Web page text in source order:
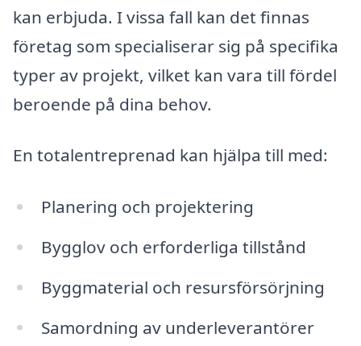
kan erbjuda. I vissa fall kan det finnas
företag som specialiserar sig på specifika
typer av projekt, vilket kan vara till fördel
beroende på dina behov.
En totalentreprenad kan hjälpa till med:
Planering och projektering
Bygglov och erforderliga tillstånd
Byggmaterial och resursförsörjning
Samordning av underleverantörer